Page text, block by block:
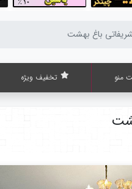
باغ بهشت
منو تخفیف ویژه